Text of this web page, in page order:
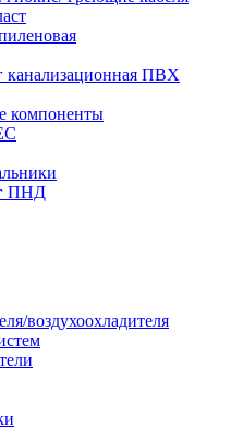
канализационная ПВХ
компоненты
ПНД
воздухоохладителя